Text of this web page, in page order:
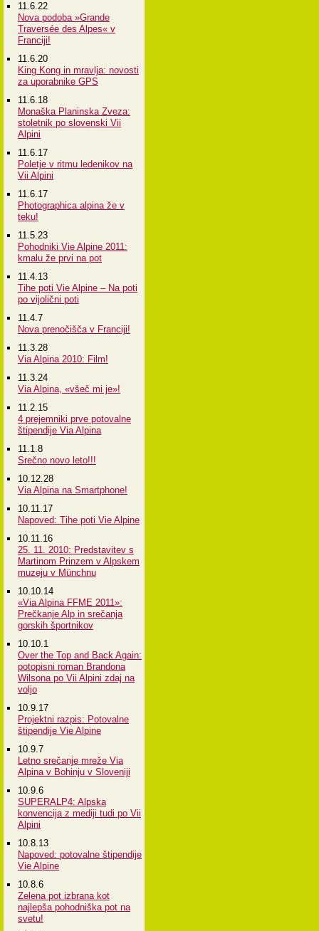
11.6.22
Nova podoba »Grande
Traversée des Alpes« v
Franciji!
11.6.20
King Kong in mravlja: novosti
za uporabnike GPS
11.6.18
Monaška Planinska Zveza:
stoletnik po slovenski Vii
Alpini
11.6.17
Poletje v ritmu ledenikov na
Vii Alpini
11.6.17
Photographica alpina že v
teku!
11.5.23
Pohodniki Vie Alpine 2011:
kmalu že prvi na pot
11.4.13
Tihe poti Vie Alpine – Na poti
po vijolični poti
11.4.7
Nova prenočišča v Franciji!
11.3.28
Via Alpina 2010: Film!
11.3.24
Via Alpina, «všeč mi je»!
11.2.15
4 prejemniki prve potovalne
štipendije Via Alpina
11.1.8
Srečno novo leto!!!
10.12.28
Via Alpina na Smartphone!
10.11.17
Napoved: Tihe poti Vie Alpine
10.11.16
25. 11. 2010: Predstavitev s
Martinom Prinzem v Alpskem
muzeju v Münchnu
10.10.14
«Via Alpina FFME 2011»:
Prečkanje Alp in srečanja
gorskih športnikov
10.10.1
Over the Top and Back Again:
potopisni roman Brandona
Wilsona po Vii Alpini zdaj na
voljo
10.9.17
Projektni razpis: Potovalne
štipendije Vie Alpine
10.9.7
Letno srečanje mreže Via
Alpina v Bohinju v Sloveniji
10.9.6
SUPERALP4: Alpska
konvencija z mediji tudi po Vii
Alpini
10.8.13
Napoved: potovalne štipendije
Vie Alpine
10.8.6
Zelena pot izbrana kot
najlepša pohodniška pot na
svetu!